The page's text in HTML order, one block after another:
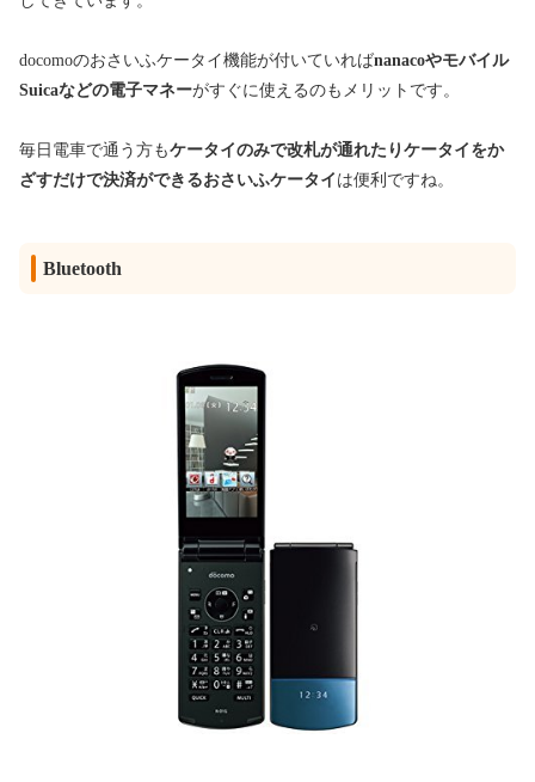
docomoのおさいふケータイ機能が付いていればnanacoやモバイル
Suicaなどの電子マネーがすぐに使えるのもメリットです。
毎日電車で通う方もケータイのみで改札が通れたりケータイをか
ざすだけで決済ができるおさいふケータイ は便利ですね。
Bluetooth